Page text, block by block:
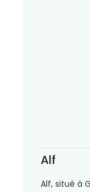
Alf
Alf, situé à